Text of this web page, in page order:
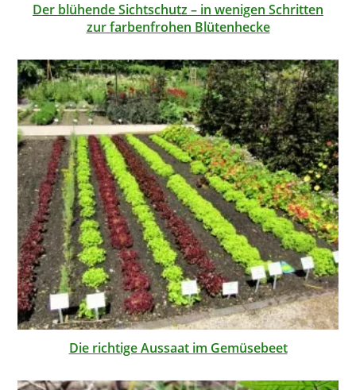
Der blühende Sichtschutz – in wenigen Schritten
zur farbenfrohen Blütenhecke
Die richtige Aussaat im Gemüsebeet